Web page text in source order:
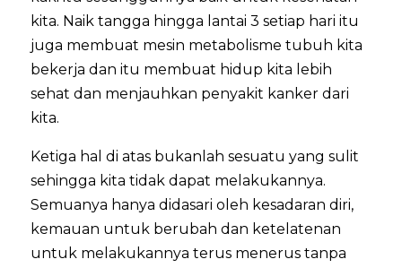
kita. Naik tangga hingga lantai 3 setiap hari itu
juga membuat mesin metabolisme tubuh kita
bekerja dan itu membuat hidup kita lebih
sehat dan menjauhkan penyakit kanker dari
kita.
Ketiga hal di atas bukanlah sesuatu yang sulit
sehingga kita tidak dapat melakukannya.
Semuanya hanya didasari oleh kesadaran diri,
kemauan untuk berubah dan ketelatenan
untuk melakukannya terus menerus tanpa